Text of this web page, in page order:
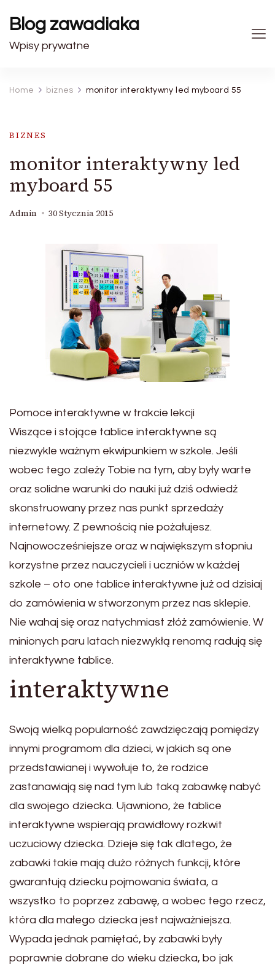
Blog zawadiaka
Wpisy prywatne
Home biznes monitor interaktywny led myboard 55
BIZNES
monitor interaktywny led
myboard 55
Admin 30 Stycznia 2015
Pomoce interaktywne w trakcie lekcji
Wiszące i stojące tablice interaktywne są
niezwykle ważnym ekwipunkiem w szkole. Jeśli
wobec tego zależy Tobie na tym, aby były warte
oraz solidne warunki do nauki już dziś odwiedź
skonstruowany przez nas punkt sprzedaży
internetowy. Z pewnością nie pożałujesz.
Najnowocześniejsze oraz w największym stopniu
korzystne przez nauczycieli i uczniów w każdej
szkole – oto one tablice interaktywne już od dzisiaj
do zamówienia w stworzonym przez nas sklepie.
Nie wahaj się oraz natychmiast złóż zamówienie. W
minionych paru latach niezwykłą renomą radują się
interaktywne tablice.
interaktywne
Swoją wielką popularność zawdzięczają pomiędzy
innymi programom dla dzieci, w jakich są one
przedstawianej i wywołuje to, że rodzice
zastanawiają się nad tym lub taką zabawkę nabyć
dla swojego dziecka. Ujawniono, że tablice
interaktywne wspierają prawidłowy rozkwit
uczuciowy dziecka. Dzieje się tak dlatego, że
zabawki takie mają dużo różnych funkcji, które
gwarantują dziecku pojmowania świata, a
wszystko to poprzez zabawę, a wobec tego rzecz,
która dla małego dziecka jest najważniejsza.
Wypada jednak pamiętać, by zabawki były
poprawnie dobrane do wieku dziecka, bo jak